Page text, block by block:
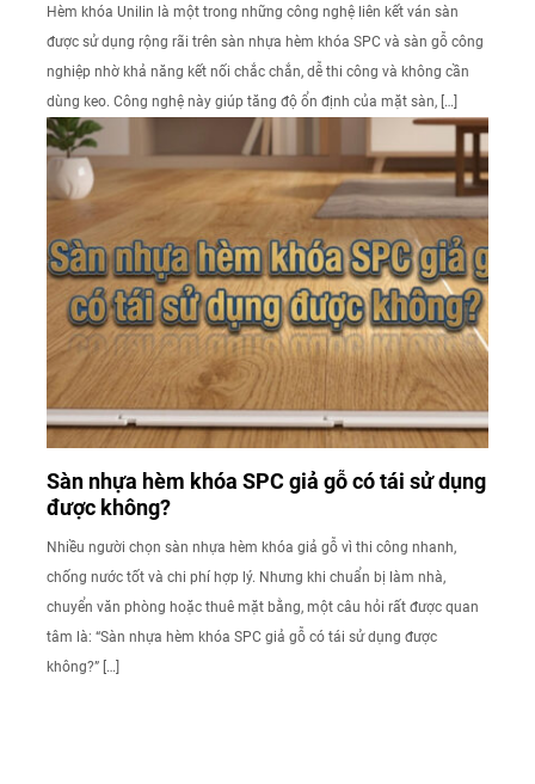
Hèm khóa Unilin là một trong những công nghệ liên kết ván sàn
được sử dụng rộng rãi trên sàn nhựa hèm khóa SPC và sàn gỗ công
nghiệp nhờ khả năng kết nối chắc chắn, dễ thi công và không cần
dùng keo. Công nghệ này giúp tăng độ ổn định của mặt sàn, […]
Sàn nhựa hèm khóa SPC giả gỗ có tái sử dụng
được không?
Nhiều người chọn sàn nhựa hèm khóa giả gỗ vì thi công nhanh,
chống nước tốt và chi phí hợp lý. Nhưng khi chuẩn bị làm nhà,
chuyển văn phòng hoặc thuê mặt bằng, một câu hỏi rất được quan
tâm là: “Sàn nhựa hèm khóa SPC giả gỗ có tái sử dụng được
không?” […]